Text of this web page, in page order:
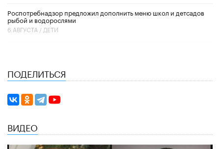
Роспотребнадзор предложил дополнить меню школ и детсадов
рыбой и водорослями
6 АВГУСТА / ДЕТИ
ПОДЕЛИТЬСЯ
ВИДЕО